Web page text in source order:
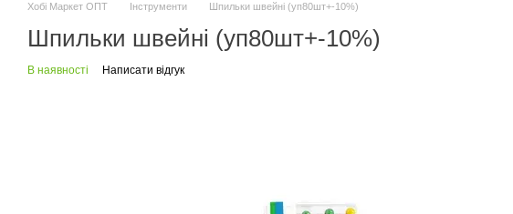
Хобі Маркет ОПТ Інструменти Шпильки швейні (уп80шт+-10%)
Шпильки швейні (уп80шт+-10%)
В наявності Написати відгук